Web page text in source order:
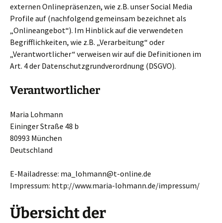
externen Onlinepräsenzen, wie z.B. unser Social Media
Profile auf (nachfolgend gemeinsam bezeichnet als
„Onlineangebot“). Im Hinblick auf die verwendeten
Begrifflichkeiten, wie z.B. „Verarbeitung“ oder
„Verantwortlicher“ verweisen wir auf die Definitionen im
Art. 4 der Datenschutzgrundverordnung (DSGVO).
Verantwortlicher
Maria Lohmann
Eininger Straße 48 b
80993 München
Deutschland
E-Mailadresse: ma_lohmann@t-online.de
Impressum: http://www.maria-lohmann.de/impressum/
Übersicht der